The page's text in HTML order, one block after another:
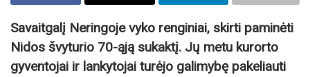
Savaitgalį Neringoje vyko renginiai, skirti paminėti
Nidos švyturio 70-ąją sukaktį. Jų metu kurorto
gyventojai ir lankytojai turėjo galimybę pakeliauti